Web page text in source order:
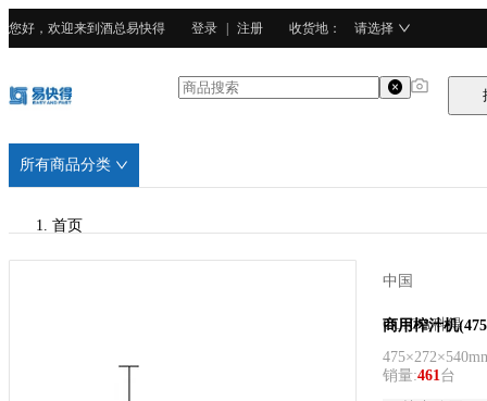
您好，欢迎来到酒总易快得 登录 注册 收货地 ： 请选择
所有商品分类
首页
中国
CURTA科得
商用榨汁机
销量:461台